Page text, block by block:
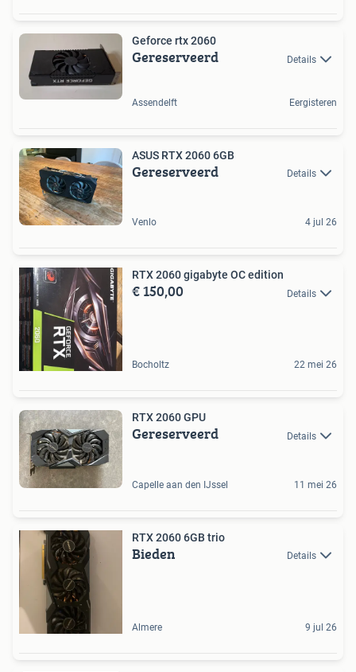
Geforce rtx 2060
Gereserveerd Details
Assendelft Eergisteren
ASUS RTX 2060 6GB
Gereserveerd Details
Venlo 4 jul 26
RTX 2060 gigabyte OC edition
€ 150,00 Details
Bocholtz 22 mei 26
RTX 2060 GPU
Gereserveerd Details
Capelle aan den IJssel 11 mei 26
RTX 2060 6GB trio
Bieden Details
Almere 9 jul 26